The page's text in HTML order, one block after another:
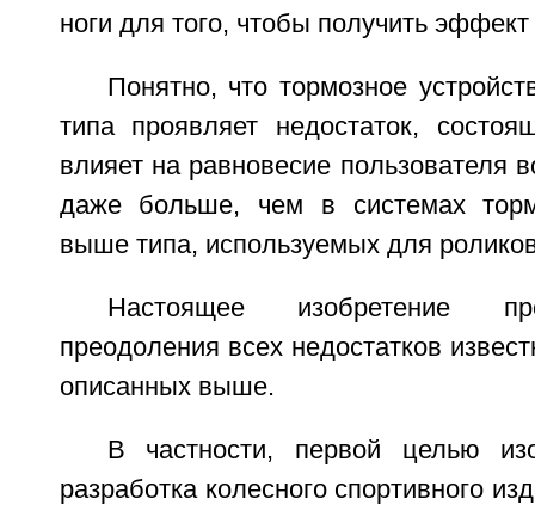
ноги для того, чтобы получить
Понятно, что тормозное
типа проявляет недостаток,
влияет на равновесие пользователя
даже больше, чем в системах
выше типа, используемых для
Настоящее изобретение
преодоления всех недостатков
описанных выше.
В частности, первой целью
разработка колесного спортивного